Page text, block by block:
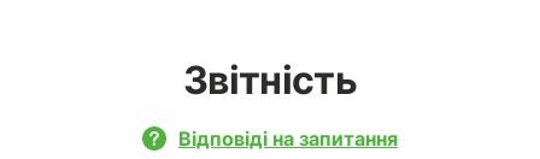
Звітність
Відповіді на запитання